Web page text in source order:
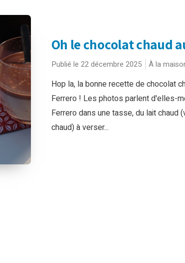
Oh le chocolat chaud
Publié le 22 décembre 2025 À la
Hop la, la bonne recette de chocolat
Ferrero ! Les photos parlent d'elles-
Ferrero dans une tasse, du lait chaud
chaud) à verser...